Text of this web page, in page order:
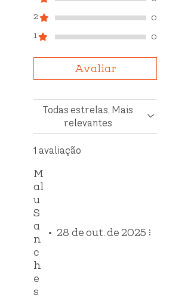
2
0
1
0
Avaliar
Todas estrelas, Mais
relevantes
1 avaliação
M
al
u
S
a
n
c
h
e
s
• 28 de out. de 2025